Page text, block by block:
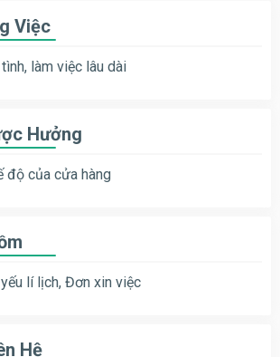
Việc
làm việc lâu dài
Hưởng
độ của cửa hàng
lí lịch, Đơn xin việc
Hệ